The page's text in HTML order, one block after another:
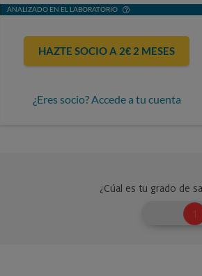
ANALIZADO EN EL LABORATORIO
HAZTE SOCIO A 2€ 2 MESES
¿Eres socio? Accede a tu cuenta